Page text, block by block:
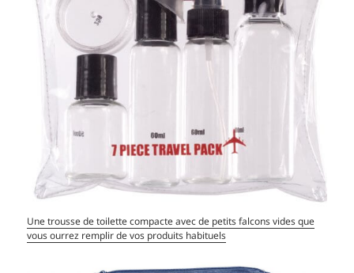
Une trousse de toilette compacte avec de petits falcons vides que
vous ourrez remplir de vos produits habituels